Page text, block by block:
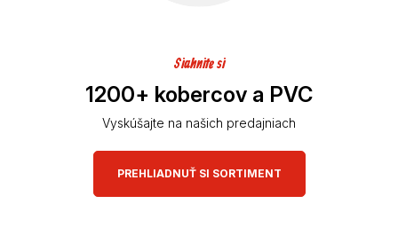
Siahnite si
1200+ kobercov a PVC
Vyskúšajte na našich predajniach
PREHLIADNUŤ SI SORTIMENT